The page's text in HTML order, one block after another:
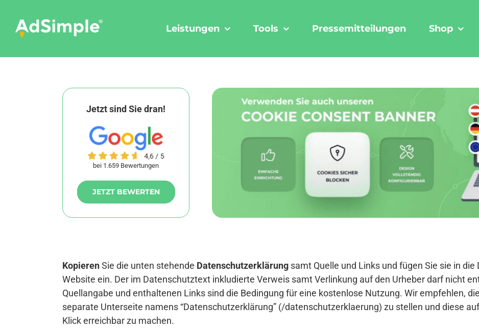
content
Leistungen Tools Pressemitteilungen Shop
Jetzt sind Sie dran!
bei 1.659 Bewertungen
JETZT BEWERTEN
KopierenSie die unten stehende Datenschutzerklärung samt Quelle und Links und fügen Sie sie in
Website ein. Der im Datenschutztext inkludierte Verweis samt Verlinkung auf den Urheber darf nicht
Quellangabe und enthaltenen Links sind die Bedingung für eine kostenlose Nutzung. Wir empfehlen,
separate Unterseite namens “Datenschutzerklärung” (/datenschutzerklaerung) zu stellen und diese
Klick erreichbar zu machen.